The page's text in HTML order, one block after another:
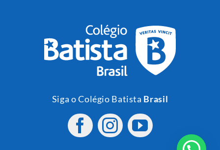
Siga o Colégio Batista Brasil